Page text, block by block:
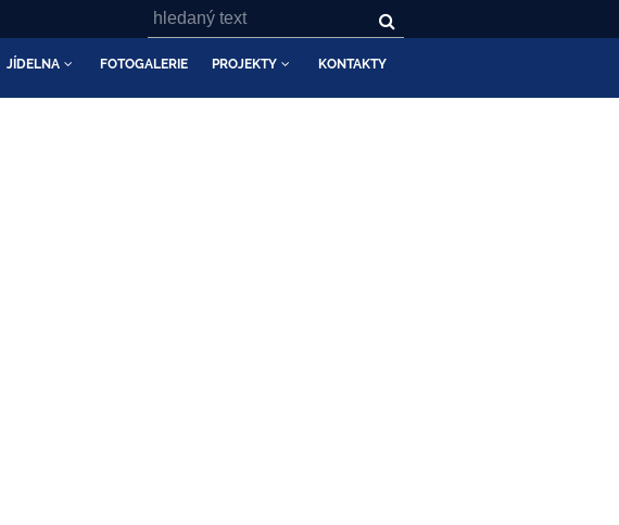
JÍDELNA FOTOGALERIE PROJEKTY KONTAKTY